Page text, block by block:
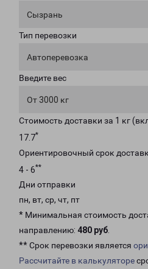
Сызрань
Тип перевозки
Автоперевозка
Введите вес
От 3000 кг
Стоимость доставки за 1 кг
17.7*
Ориентировочный срок
4 - 6**
Дни отправки
пн, вт, ср, чт, пт
* Минимальная стоимость
направлению: 480 руб.
** Срок перевозки является
Рассчитайте в калькуляторе